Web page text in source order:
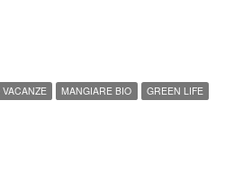
VACANZE MANGIARE BIO GREEN LIFE